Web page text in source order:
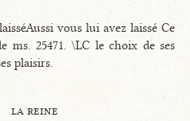
vous lui avez laissé Ce
ms. 25471. \LC le choix de ses
plaisirs.
la reine